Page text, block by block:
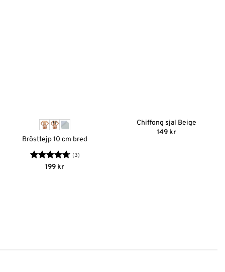
Brösttejp 10 cm bred
Betygsatt
(3)
199 kr
Chiffong sjal Beige
149 kr